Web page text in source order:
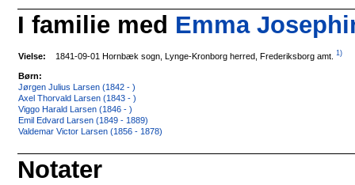
I familie med Emma
Vielse: 1841-09-01 Hornbæk sogn, Lynge-Kronborg herred, Frederiksborg amt. 1)
Børn:
Jørgen Julius Larsen (1842 - )
Axel Thorvald Larsen (1843 - )
Viggo Harald Larsen (1846 - )
Emil Edvard Larsen (1849 - 1889)
Valdemar Victor Larsen (1856 - 1878)
Notater